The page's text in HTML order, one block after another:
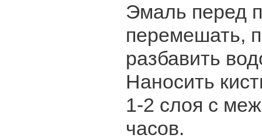
Эмаль перед
перемешать,
разбавить
Наносить
1-2 слоя с
часов.